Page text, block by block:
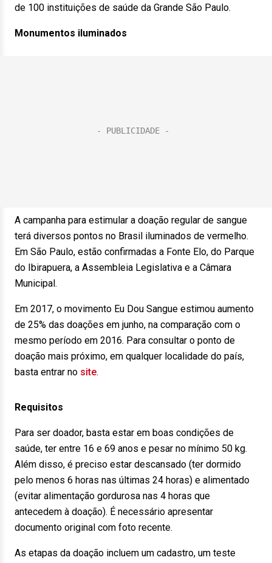
de 100 instituições de saúde da Grande São Paulo.
Monumentos iluminados
A campanha para estimular a doação regular de sangue
terá diversos pontos no Brasil iluminados de vermelho.
Em São Paulo, estão confirmadas a Fonte Elo, do Parque
do Ibirapuera, a Assembleia Legislativa e a Câmara
Municipal.
Em 2017, o movimento Eu Dou Sangue estimou aumento
de 25% das doações em junho, na comparação com o
mesmo período em 2016. Para consultar o ponto de
doação mais próximo, em qualquer localidade do país,
basta entrar no site.
Requisitos
Para ser doador, basta estar em boas condições de
saúde, ter entre 16 e 69 anos e pesar no mínimo 50 kg.
Além disso, é preciso estar descansado (ter dormido
pelo menos 6 horas nas últimas 24 horas) e alimentado
(evitar alimentação gordurosa nas 4 horas que
antecedem à doação). É necessário apresentar
documento original com foto recente.
As etapas da doação incluem um cadastro, um teste